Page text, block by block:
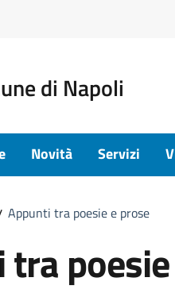
di Napoli
Novità Servizi
Appunti tra poesie e prose